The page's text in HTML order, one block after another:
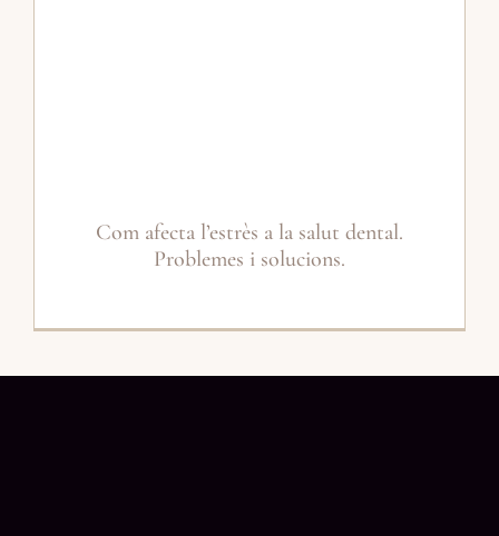
Com afecta l’estrès a la salut dental.
Problemes i solucions.